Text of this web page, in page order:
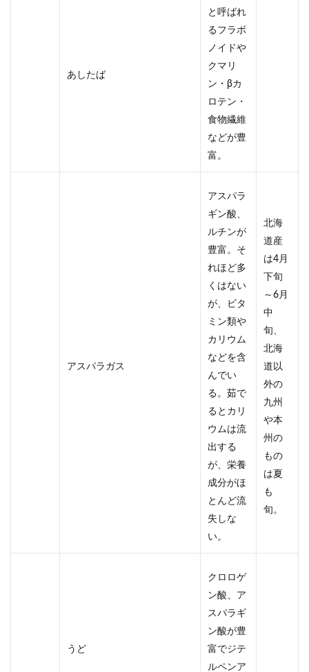
あしたば
と呼ばれ
るフラボ
ノイドや
クマリ
ン・βカ
ロテン・
食物繊維
などが豊
富。
アスパラガス
アスパラ
ギン酸、
ルチンが
豊富。そ
れほど多
くはない
が、ビタ
ミン類や
カリウム
などを含
んでい
る。茹で
るとカリ
ウムは流
出する
が、栄養
成分がほ
とんど流
失しな
い。
北海
道産
は4月
下旬
～6月
中
旬、
北海
道以
外の
九州
や本
州の
もの
は夏
も
旬。
うど
クロロゲ
ン酸、ア
スパラギ
ン酸が豊
富でジテ
ルペンア